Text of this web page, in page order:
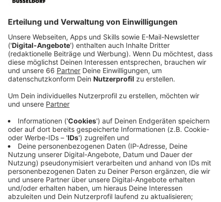
Anzeige
Kinder zwischen fünf und elf Jahren bekommen dort
den für diese Altersklasse speziellen Biontech-
Impfstoff. Damit werde das Schutzniveau in
Düsseldorf deutlich erhöht, so Oberbürgermeister
Stephan Keller:
Anzeige